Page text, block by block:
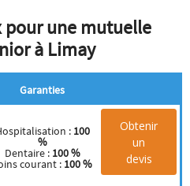
pour une mutuelle
à Limay
Garanties
: 100
%
Dentaire : 100 %
courant : 100 %
Obtenir
un
devis